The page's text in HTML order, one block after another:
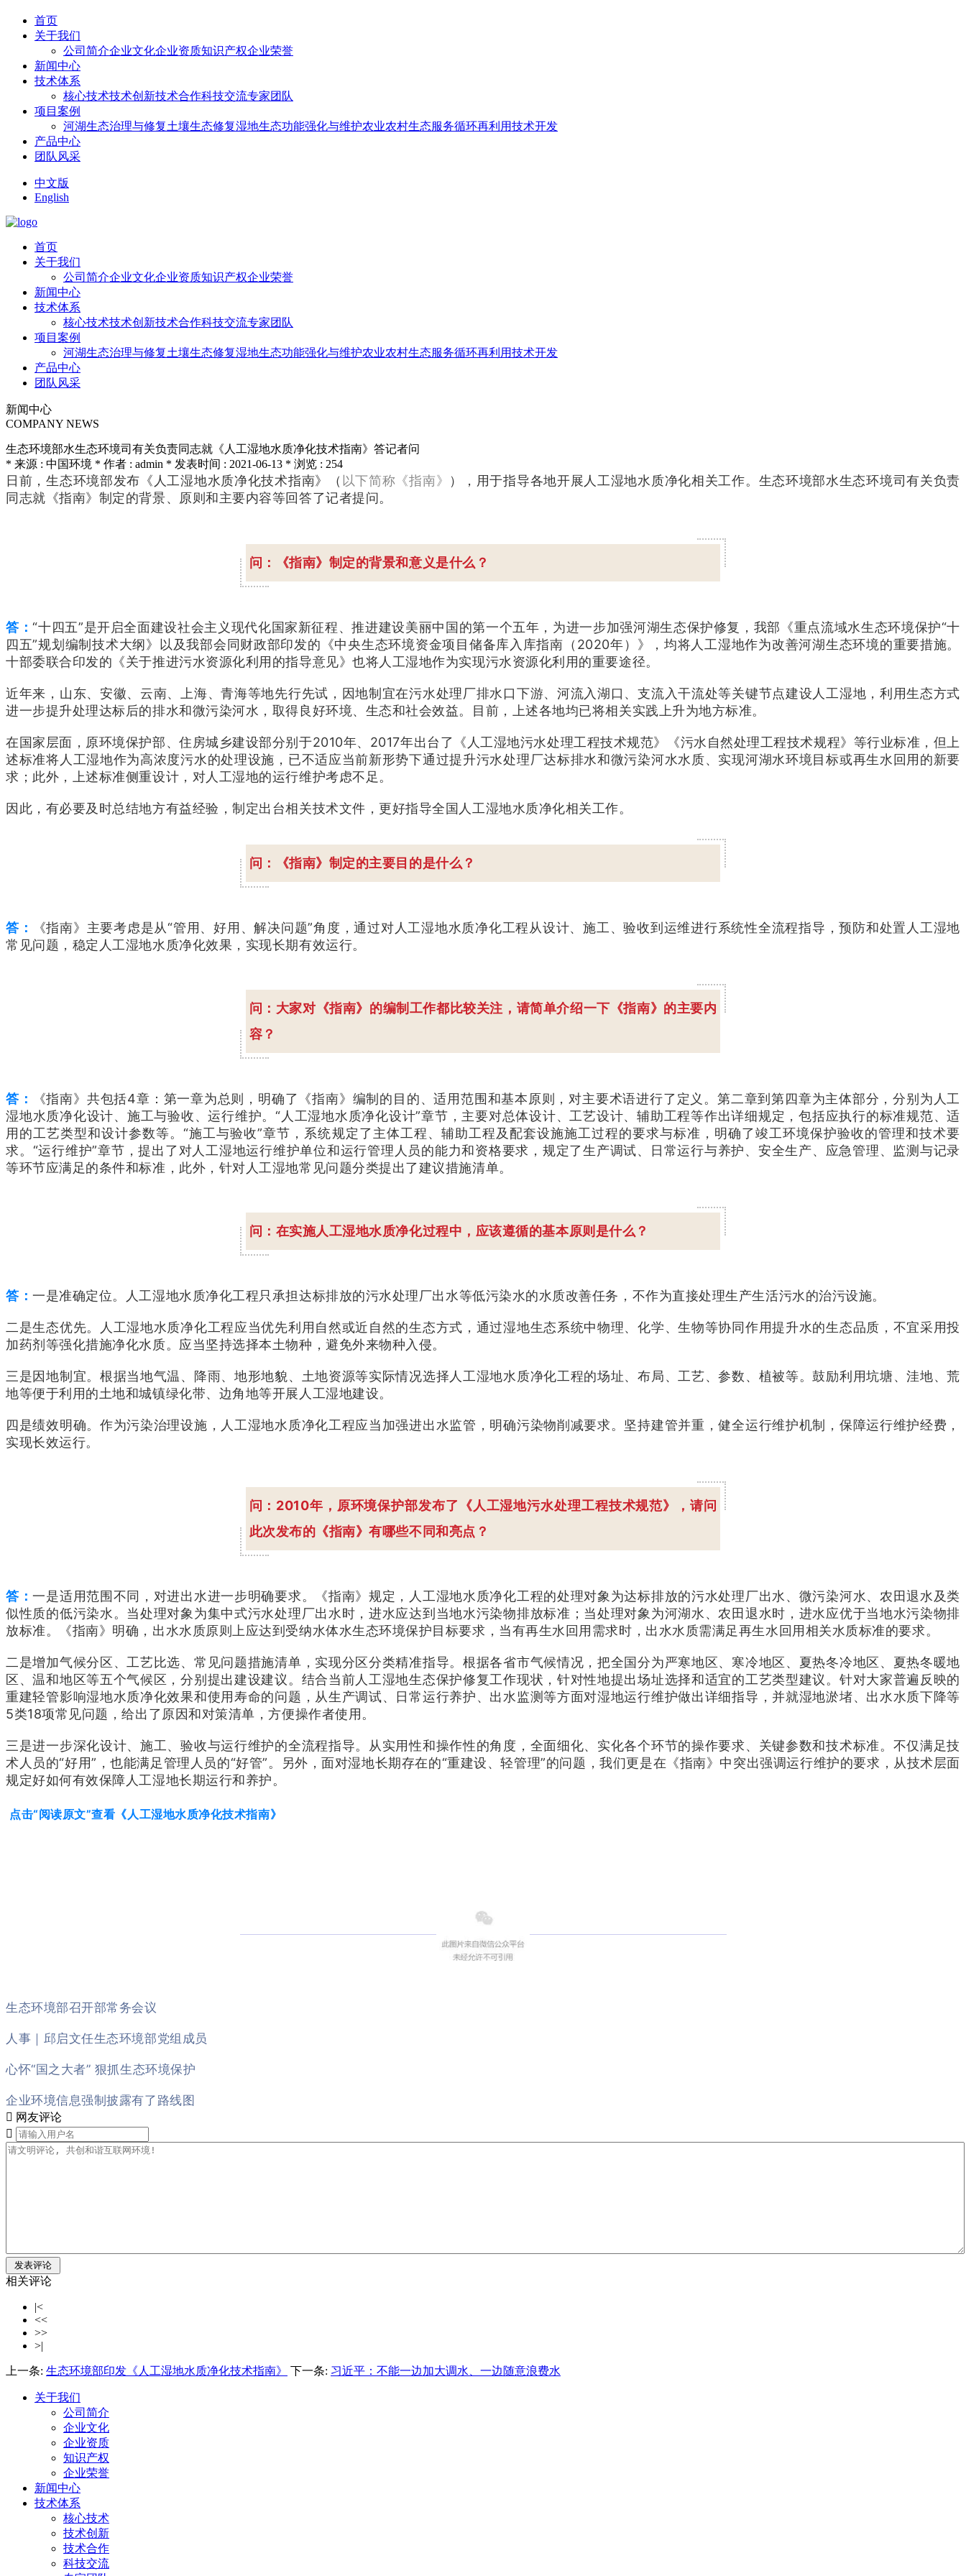
首页
关于我们
公司简介企业文化企业资质知识产权企业荣誉
新闻中心
技术体系
核心技术技术创新技术合作科技交流专家团队
项目案例
河湖生态治理与修复土壤生态修复湿地生态功能强化与维护农业农村生态服务循环再利用技术开发
产品中心
团队风采
中文版
English
首页
关于我们
公司简介企业文化企业资质知识产权企业荣誉
新闻中心
技术体系
核心技术技术创新技术合作科技交流专家团队
项目案例
河湖生态治理与修复土壤生态修复湿地生态功能强化与维护农业农村生态服务循环再利用技术开发
产品中心
团队风采
新闻中心
COMPANY NEWS
生态环境部水生态环境司有关负责同志就《人工湿地水质净化技术指南》答记者问
* 来源 : 中国环境 * 作者 : admin * 发表时间 : 2021-06-13 * 浏览 : 254
日前，生态环境部发布《人工湿地水质净化技术指南》（ 以下简称《指南》
），用于指导各地开展人工湿地水质净化相关工作。生态环境部水生态环境司有关负责
同志就《指南》制定的背景、原则和主要内容等回答了记者提问。
问：《指南》制定的背景和意义是什么？
答：“十四五”是开启全面建设社会主义现代化国家新征程、推进建设美丽中国的第一个五年，为进一步加强河湖生态保护修复，我部《重点流域水生态环境保护“十
四五”规划编制技术大纲》以及我部会同财政部印发的《中央生态环境资金项目储备库入库指南（2020年）》，均将人工湿地作为改善河湖生态环境的重要措施。
十部委联合印发的《关于推进污水资源化利用的指导意见》也将人工湿地作为实现污水资源化利用的重要途径。
近年来，山东、安徽、云南、上海、青海等地先行先试，因地制宜在污水处理厂排水口下游、河流入湖口、支流入干流处等关键节点建设人工湿地，利用生态方式
进一步提升处理达标后的排水和微污染河水，取得良好环境、生态和社会效益。目前，上述各地均已将相关实践上升为地方标准。
在国家层面，原环境保护部、住房城乡建设部分别于2010年、2017年出台了《人工湿地污水处理工程技术规范》《污水自然处理工程技术规程》等行业标准，但上
述标准将人工湿地作为高浓度污水的处理设施，已不适应当前新形势下通过提升污水处理厂达标排水和微污染河水水质、实现河湖水环境目标或再生水回用的新要
求；此外，上述标准侧重设计，对人工湿地的运行维护考虑不足。
因此，有必要及时总结地方有益经验，制定出台相关技术文件，更好指导全国人工湿地水质净化相关工作。
问：《指南》制定的主要目的是什么？
答：
《指南》主要考虑是从“管用、好用、解决问题”角度，通过对人工湿地水质净化工程从设计、施工、验收到运维进行系统性全流程指导，预防和处置人工湿地
常见问题，稳定人工湿地水质净化效果，实现长期有效运行。
问：大家对《指南》的编制工作都比较关注，请简单介绍一下《指南》的主要内
容？
答：
《指南》共包括4章：第一章为总则，明确了《指南》编制的目的、适用范围和基本原则，对主要术语进行了定义。第二章到第四章为主体部分，分别为人工
湿地水质净化设计、施工与验收、运行维护。“人工湿地水质净化设计”章节，主要对总体设计、工艺设计、辅助工程等作出详细规定，包括应执行的标准规范、适
用的工艺类型和设计参数等。“施工与验收”章节，系统规定了主体工程、辅助工程及配套设施施工过程的要求与标准，明确了竣工环境保护验收的管理和技术要
求。“运行维护”章节，提出了对人工湿地运行维护单位和运行管理人员的能力和资格要求，规定了生产调试、日常运行与养护、安全生产、应急管理、监测与记录
等环节应满足的条件和标准，此外，针对人工湿地常见问题分类提出了建议措施清单。
问：在实施人工湿地水质净化过程中，应该遵循的基本原则是什么？
答：一是准确定位。人工湿地水质净化工程只承担达标排放的污水处理厂出水等低污染水的水质改善任务，不作为直接处理生产生活污水的治污设施。
二是生态优先。人工湿地水质净化工程应当优先利用自然或近自然的生态方式，通过湿地生态系统中物理、化学、生物等协同作用提升水的生态品质，不宜采用投
加药剂等强化措施净化水质。应当坚持选择本土物种，避免外来物种入侵。
三是因地制宜。根据当地气温、降雨、地形地貌、土地资源等实际情况选择人工湿地水质净化工程的场址、布局、工艺、参数、植被等。鼓励利用坑塘、洼地、荒
地等便于利用的土地和城镇绿化带、边角地等开展人工湿地建设。
四是绩效明确。作为污染治理设施，人工湿地水质净化工程应当加强进出水监管，明确污染物削减要求。坚持建管并重，健全运行维护机制，保障运行维护经费，
实现长效运行。
问：2010年，原环境保护部发布了《人工湿地污水处理工程技术规范》，请问
此次发布的《指南》有哪些不同和亮点？
答：一是适用范围不同，对进出水进一步明确要求。《指南》规定，人工湿地水质净化工程的处理对象为达标排放的污水处理厂出水、微污染河水、农田退水及类
似性质的低污染水。当处理对象为集中式污水处理厂出水时，进水应达到当地水污染物排放标准；当处理对象为河湖水、农田退水时，进水应优于当地水污染物排
放标准。《指南》明确，出水水质原则上应达到受纳水体水生态环境保护目标要求，当有再生水回用需求时，出水水质需满足再生水回用相关水质标准的要求。
二是增加气候分区、工艺比选、常见问题措施清单，实现分区分类精准指导。根据各省市气候情况，把全国分为严寒地区、寒冷地区、夏热冬冷地区、夏热冬暖地
区、温和地区等五个气候区，分别提出建设建议。结合当前人工湿地生态保护修复工作现状，针对性地提出场址选择和适宜的工艺类型建议。针对大家普遍反映的
重建轻管影响湿地水质净化效果和使用寿命的问题，从生产调试、日常运行养护、出水监测等方面对湿地运行维护做出详细指导，并就湿地淤堵、出水水质下降等
5类18项常见问题，给出了原因和对策清单，方便操作者使用。
三是进一步深化设计、施工、验收与运行维护的全流程指导。从实用性和操作性的角度，全面细化、实化各个环节的操作要求、关键参数和技术标准。不仅满足技
术人员的“好用”，也能满足管理人员的“好管”。另外，面对湿地长期存在的“重建设、轻管理”的问题，我们更是在《指南》中突出强调运行维护的要求，从技术层面
规定好如何有效保障人工湿地长期运行和养护。
点击“阅读原文”查看《人工湿地水质净化技术指南》
生态环境部召开部常务会议
人事｜邱启文任生态环境部党组成员
心怀“国之大者” 狠抓生态环境保护
企业环境信息强制披露有了路线图
 网友评论

相关评论
|<
<<
>>
>|
上一条: 生态环境部印发《人工湿地水质净化技术指南》 下一条: 习近平：不能一边加大调水、一边随意浪费水
关于我们
公司简介
企业文化
企业资质
知识产权
企业荣誉
新闻中心
技术体系
核心技术
技术创新
技术合作
科技交流